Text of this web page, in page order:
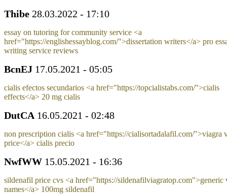
Thibe 28.03.2022 - 17:10
essay on tutoring for community service <a
href="https://englishessayblog.com/">dissertation writers</a> pro
writing service reviews
BcnEJ 17.05.2021 - 05:05
cialis efectos secundarios <a href="https://topcialistabs.com/">cialis
effects</a> 20 mg cialis
DutCA 16.05.2021 - 02:48
non prescription cialis <a href="https://cialisortadalafil.com/">viagra
price</a> cialis precio
NwfWW 15.05.2021 - 16:36
sildenafil price cvs <a href="https://sildenafilviagratop.com">generic
names</a> 100mg sildenafil